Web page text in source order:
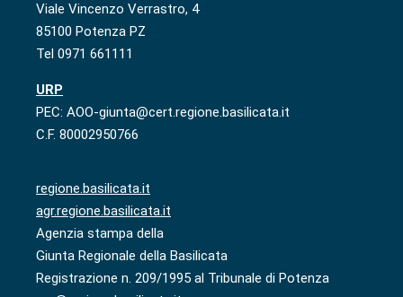
Viale Vincenzo Verrastro, 4
85100 Potenza PZ
Tel 0971 661111
URP
PEC: AOO-giunta@cert.regione.basilicata.it
C.F. 80002950766
regione.basilicata.it
agr.regione.basilicata.it
Agenzia stampa della
Giunta Regionale della Basilicata
Registrazione n. 209/1995 al Tribunale di Potenza